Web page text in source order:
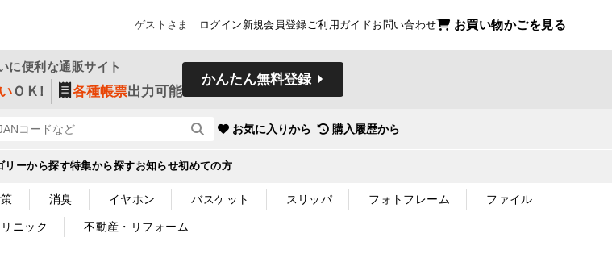
ゲストさま ログイン 新規会員登録ご利用ガイドお問い合わせ お買い物かごを見る
に便利な通販サイト
ＯＫ! 各種帳票出力可能
かんたん無料登録
お気に入りから 購入履歴から
リーから探す特集から探すお知らせ初めての方
消臭 イヤホン バスケット スリッパ フォトフレーム ファイル
ニック 不動産・リフォーム